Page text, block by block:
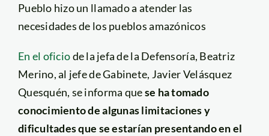
Pueblo hizo un llamado a atender las
necesidades de los pueblos amazónicos
En el oficiode la jefa de la Defensoría, Beatriz
Merino, al jefe de Gabinete, Javier Velásquez
Quesquén, se informa quese ha tomado
conocimiento de algunas limitaciones y
dificultades que se estarían presentando en el